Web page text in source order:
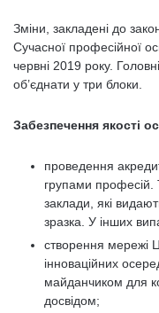
Зміни, закладені до
Сучасної професійної
червні 2019 року.
об’єднати у три блоки.
Забезпечення якості
проведення
групами
заклади, які
зразка. У інших
створення мережі
інноваційних
майданчиком для
досвідом;